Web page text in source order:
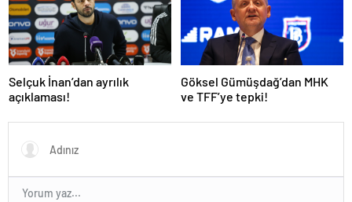
Selçuk İnan’dan ayrılık
açıklaması!
Göksel Gümüşdağ’dan MHK
ve TFF’ye tepki!